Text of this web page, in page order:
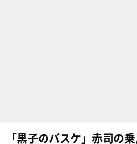
「黒子のバスケ」赤司の